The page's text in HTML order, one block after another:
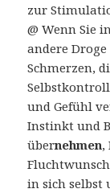
zur
@ Wenn Sie
andere Droge
Schmerzen,
und Gefühl
Instinkt und
übernehmen,
in sich selbst